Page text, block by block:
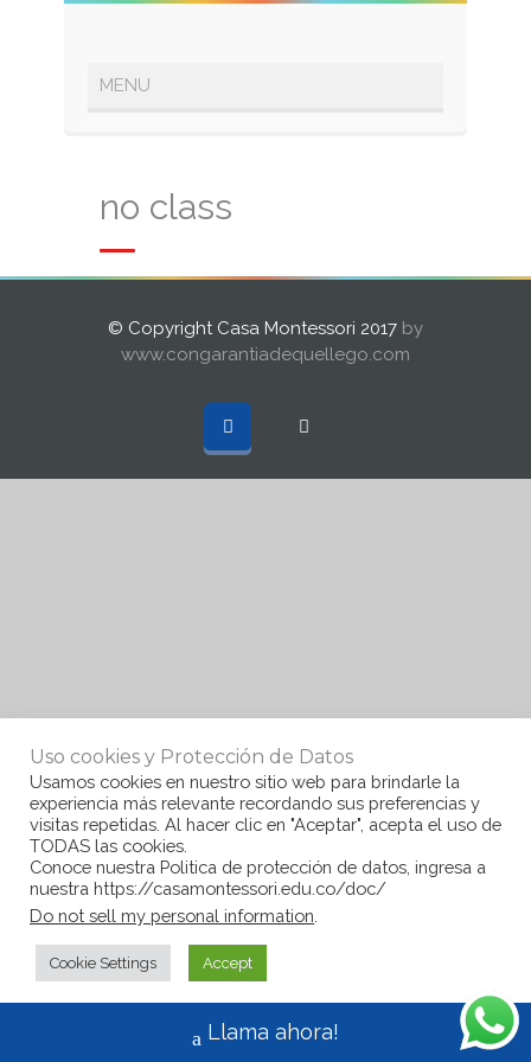
no class
© Copyright Casa Montessori 2017 by
www.congarantiadequellego.com
Uso cookies y Protección de Datos
Usamos cookies en nuestro sitio web para brindarle la
experiencia más relevante recordando sus preferencias y
visitas repetidas. Al hacer clic en "Aceptar", acepta el uso de
TODAS las cookies.
Conoce nuestra Politica de protección de datos, ingresa a
nuestra https://casamontessori.edu.co/doc/
Do not sell my personal information
Cookie Settings Accept
Llama ahora!